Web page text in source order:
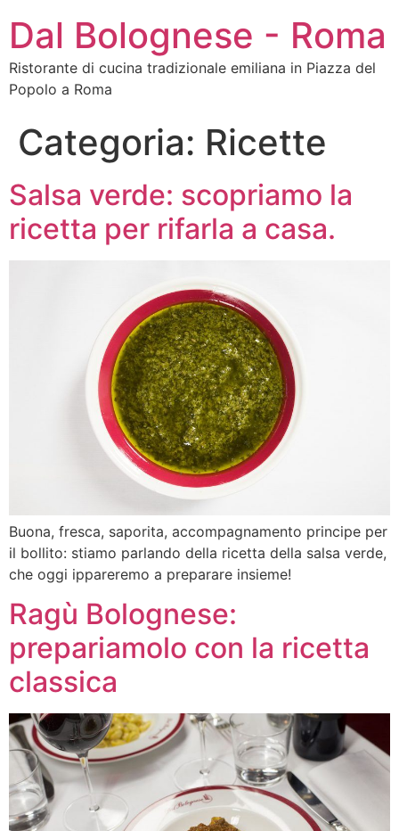
Dal Bolognese - Roma
Ristorante di cucina tradizionale emiliana in Piazza del
Popolo a Roma
Categoria: Ricette
Salsa verde: scopriamo la
ricetta per rifarla a casa.
Buona, fresca, saporita, accompagnamento principe per
il bollito: stiamo parlando della ricetta della salsa verde,
che oggi ippareremo a preparare insieme!
Ragù Bolognese:
prepariamolo con la ricetta
classica